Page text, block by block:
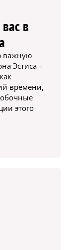
в
важную
Эстиса –
времени,
этого